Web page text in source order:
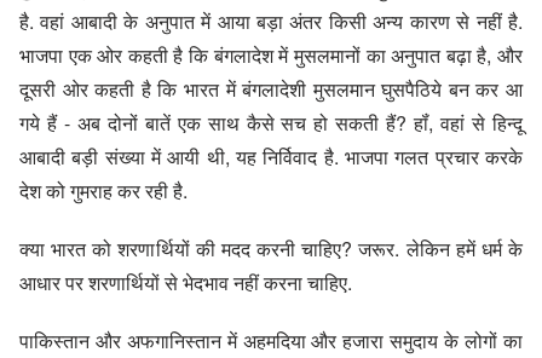
है. वहां आबादी के अनुपात में आया बड़ा अंतर किसी अन्य कारण से नहीं है.
भाजपा एक ओर कहती है कि बंगलादेश में मुसलमानों का अनुपात बढ़ा है, और
दूसरी ओर कहती है कि भारत में बंगलादेशी मुसलमान घुसपैठिये बन कर आ
गये हैं - अब दोनों बातें एक साथ कैसे सच हो सकती हैं? हॉं, वहां से हिन्दू
आबादी बड़ी संख्या में आयी थी, यह निर्विवाद है. भाजपा गलत प्रचार करके
देश को गुमराह कर रही है.
क्या भारत को शरणार्थियों की मदद करनी चाहिए? जरूर. लेकिन हमें धर्म के
आधार पर शरणार्थियों से भेदभाव नहीं करना चाहिए.
पाकिस्तान और अफगानिस्तान में अहमदिया और हजारा समुदाय के लोगों का